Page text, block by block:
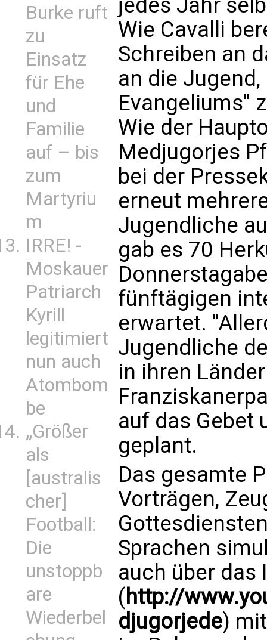
Burke ruft
zu
Einsatz
für Ehe
und
Familie
auf – bis
zum
Martyriu
m
IRRE! -
Moskauer
Patriarch
Kyrill
legitimiert
nun auch
Atombom
be
„Größer
als
[australis
cher]
Football:
Die
unstoppb
are
Wiederbel
Wie Cavalli
Schreiben an
an die
Evangeliums"
Wie der
Medjugorjes
bei der
erneut
Jugendliche
gab es 70
fünftägigen
erwartet.
Jugendliche
in ihren
auf das Gebet
geplant.
Das gesamte
Vorträgen,
Sprachen
auch über das
(http://
djugorjede)